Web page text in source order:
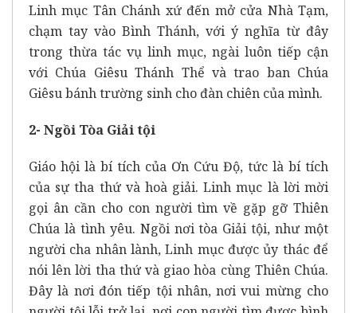
Linh mục Tân Chánh xứ đến mở cửa Nhà Tạm,
chạm tay vào Bình Thánh, với ý nghĩa từ đây
trong thừa tác vụ linh mục, ngài luôn tiếp cận
với Chúa Giêsu Thánh Thể và trao ban Chúa
Giêsu bánh trường sinh cho đàn chiên của mình.
2- Ngồi Tòa Giải tội
Giáo hội là bí tích của Ơn Cứu Độ, tức là bí tích
của sự tha thứ và hoà giải. Linh mục là lời mời
gọi ân cần cho con người tìm về gặp gỡ Thiên
Chúa là tình yêu. Ngồi nơi tòa Giải tội, như một
người cha nhân lành, Linh mục được ủy thác để
nói lên lời tha thứ và giao hòa cùng Thiên Chúa.
Đây là nơi đón tiếp tội nhân, nơi vui mừng cho